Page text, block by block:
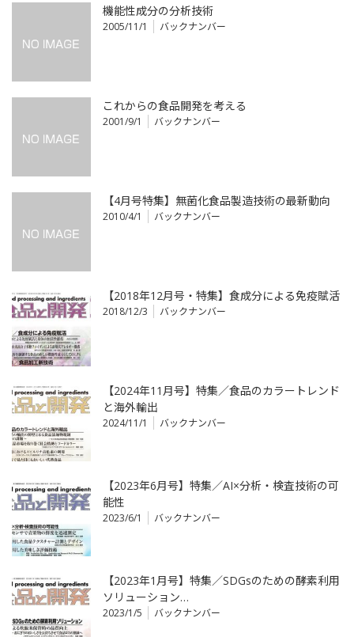
機能性成分の分析技術
2005/11/1 バックナンバー
これからの食品開発を考える
2001/9/1 バックナンバー
【4月号特集】無菌化食品製造技術の最新動向
2010/4/1 バックナンバー
【2018年12月号・特集】食成分による免疫賦活
2018/12/3 バックナンバー
【2024年11月号】特集／食品のカラートレンド
と海外輸出
2024/11/1 バックナンバー
【2023年6月号】特集／AI×分析・検査技術の可
能性
2023/6/1 バックナンバー
【2023年1月号】特集／SDGsのための酵素利用
ソリューション…
2023/1/5 バックナンバー